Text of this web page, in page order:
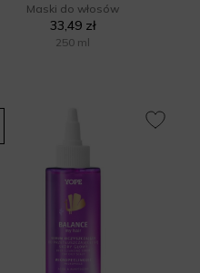
Maski do włosów
33,49 zł
250 ml